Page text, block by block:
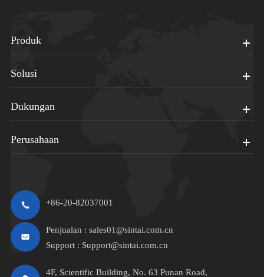
Produk
Solusi
Dukungan
Perusahaan
+86-20-82037001
Penjualan : sales01@sintai.com.cn
Support : Support@sintai.com.cn
4F, Scientific Building, No. 63 Punan Road,